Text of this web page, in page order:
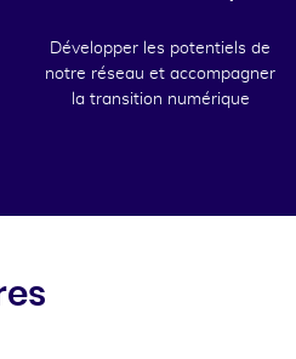
Développer les potentiels de
notre réseau et accompagner
la transition numérique